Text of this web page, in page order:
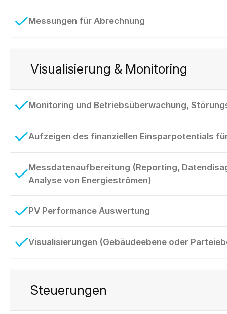
Messungen für Abrechnung
Visualisierung & Monitoring
Monitoring und Betriebsüberwachung,
Aufzeigen des finanziellen Einsparpotentials
Messdatenaufbereitung (Reporting,
Analyse von Energieströmen)
PV Performance Auswertung
Visualisierungen (Gebäudeebene oder
Steuerungen